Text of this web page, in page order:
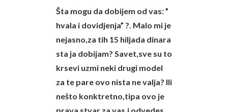
Šta mogu da dobijem od vas: ”
hvala i dovidjenja” ?. Malo mi je
nejasno,za tih 15 hiljada dinara
sta ja dobijam? Savet,sve su to
krsevi uzmi neki drugi model
za te pare ovo nista ne valja? Ili
nešto konktretno,tipa ovo je